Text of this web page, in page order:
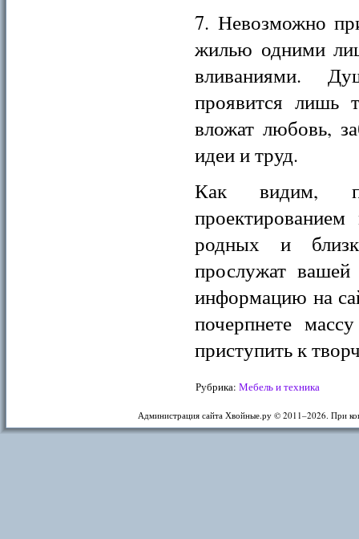
7. Невозможно
жилью одними
вливаниями.
проявится лишь
вложат любовь,
идеи и труд.
Как видим,
родных и
прослужат
информацию на
почерпнете
приступить к
Рубрика: Мебель и техника
Администрация сайта Хвойные.ру © 2011–2026. При